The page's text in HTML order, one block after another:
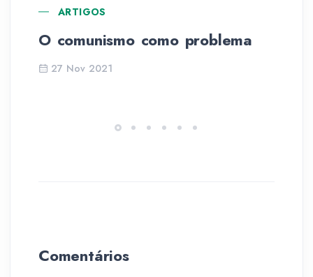
ARTIGOS
O comunismo como problema
27 Nov 2021
Comentários